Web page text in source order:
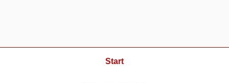
Start